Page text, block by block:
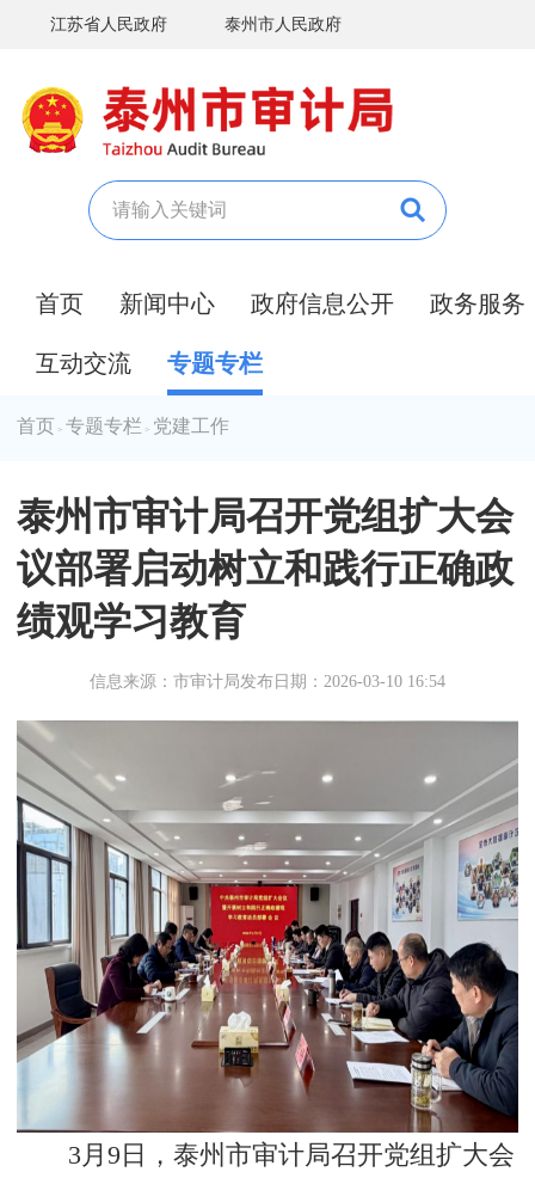
江苏省人民政府 泰州市人民政府
首页 新闻中心 政府信息公开 政务服务
互动交流 专题专栏
首页 > 专题专栏 > 党建工作
泰州市审计局召开党组扩大会
议部署启动树立和践行正确政
绩观学习教育
信息来源：市审计局发布日期：2026-03-10 16:54
3月9日，泰州市审计局召开党组扩大会